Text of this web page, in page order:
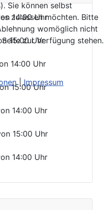
14:00 Uhr
15:00 Uhr
14:00 Uhr
15:00 Uhr
14:00 Uhr
15:00 Uhr
14:00 Uhr
Sie können selbst
zulassen möchten. Bitte
womöglich nicht
zur Verfügung stehen.
|Impressum